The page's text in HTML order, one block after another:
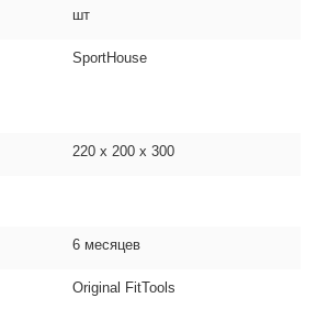
шт
SportHouse
220 х 200 х 300
6 месяцев
Original FitTools